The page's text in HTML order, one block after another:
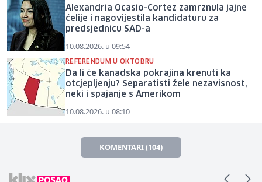
Alexandria Ocasio-Cortez zamrznula jajne
ćelije i nagovijestila kandidaturu za
predsjednicu SAD-a
10.08.2026. u 09:54
REFERENDUM U OKTOBRU
Da li će kanadska pokrajina krenuti ka
otcjepljenju? Separatisti žele nezavisnost,
neki i spajanje s Amerikom
10.08.2026. u 08:10
KOMENTARI (104)